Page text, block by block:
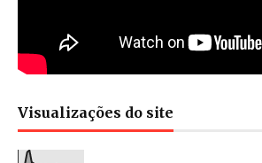
Visualizações do site